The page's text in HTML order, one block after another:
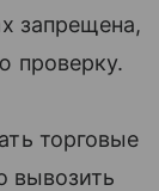
запрещена,
проверку.
торговые
вывозить